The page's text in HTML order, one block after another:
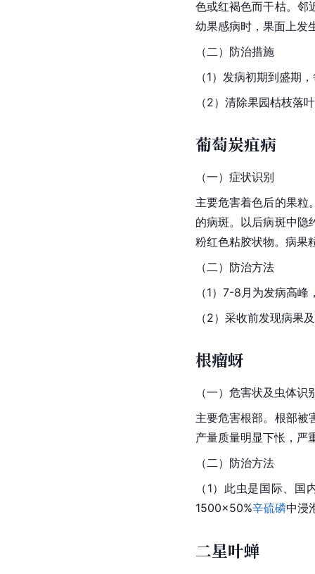
色或红褐色而干枯。邻
幼果感病时，果面上发
（二）防治措施
（1）发病初期到盛期
（2）清除果园枯枝落
葡萄炭疽病
（一）症状识别
主要危害着色后的果粒
的病斑。以后病斑中隐
粉红色粘胶状物。病果
（二）防治方法
（1）7-8月为发病高
（2）采收前发现病果
根瘤蚜
（一）危害状及虫体识
主要危害根部。根部被
产量质量明显下怅，严
（二）防治方法
（1）此虫是国际、国
1500×50%辛硫磷中浸
二星叶蝉